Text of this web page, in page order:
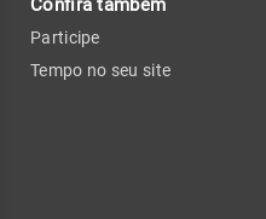
Confira também
Participe
Tempo no seu site